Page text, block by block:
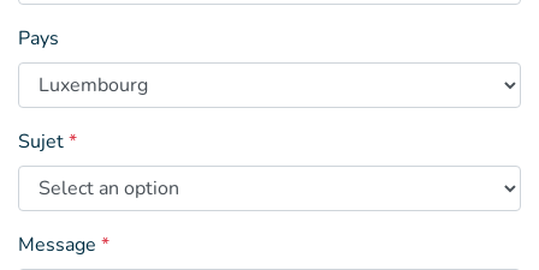
Pays
Sujet*
Message *